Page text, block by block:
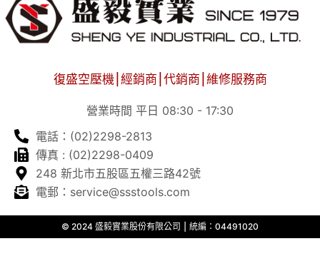
復盛空壓機⎮經銷商⎮代銷商⎮維修服務商
營業時間 平日 08:30 - 17:30
電話：(02)2298-2813
傳真 : (02)2298-0409
248 新北市五股區五權三路42號
電郵：service@ssstools.com
© 2024 盛毅實業股份有限公司 ⎮ 統編：04491020